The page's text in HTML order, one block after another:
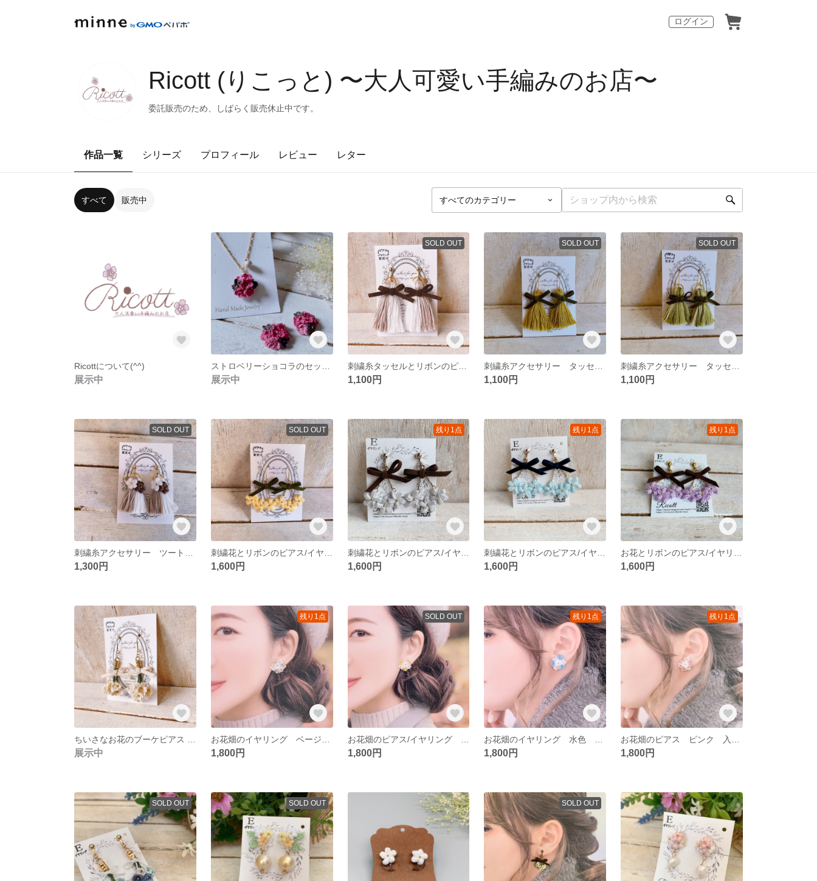
ログイン
Ricott (りこっと) 〜大人可愛い手編みのお店〜
委託販売のため、しばらく販売休止中です。
作品一覧 シリーズ プロフィール レビュー レター
すべて 販売中
Ricottについて(^^)
展示中 展示中
SOLD OUT
刺繍糸タッセルとリボンのピアス/イヤリング グレージュ ホワイト 大人かわいい 綺麗め
1,100円
SOLD OUT
1,100円
SOLD OUT
1,100円
SOLD OUT
1,300円
SOLD OUT
1,600円
残り1点
1,600円
残り1点
1,600円
残り1点
1,600円
展示中
残り1点
1,800円
SOLD OUT
1,800円
残り1点
1,800円
残り1点
1,800円
SOLD OUT SOLD OUT SOLD OUT